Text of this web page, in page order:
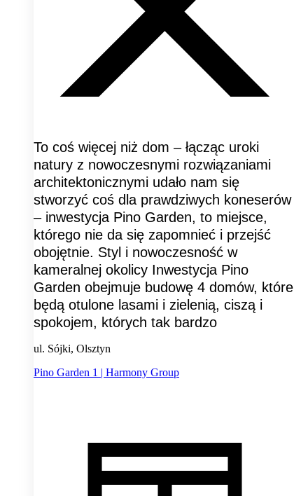
To coś więcej niż dom – łącząc uroki
natury z nowoczesnymi rozwiązaniami
architektonicznymi udało nam się
stworzyć coś dla prawdziwych koneserów
– inwestycja Pino Garden, to miejsce,
którego nie da się zapomnieć i przejść
obojętnie. Styl i nowoczesność w
kameralnej okolicy Inwestycja Pino
Garden obejmuje budowę 4 domów, które
będą otulone lasami i zielenią, ciszą i
spokojem, których tak bardzo
ul. Sójki, Olsztyn
Pino Garden 1 | Harmony Group